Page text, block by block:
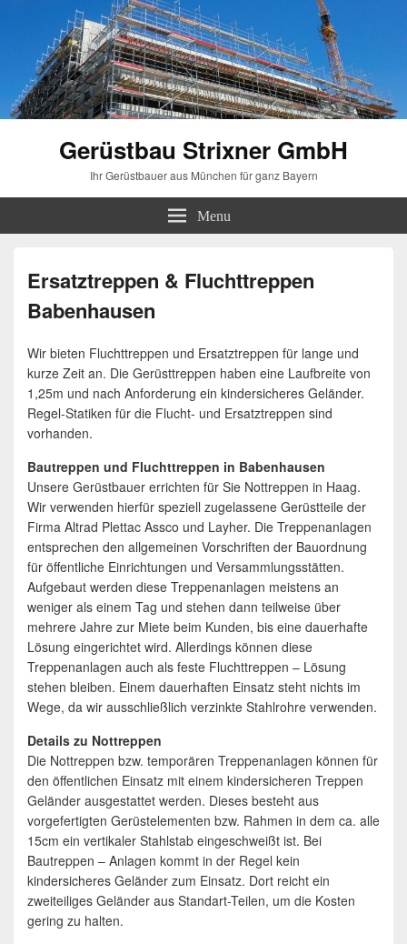
Gerüstbau Strixner GmbH
Ihr Gerüstbauer aus München für ganz Bayern
Menu
Ersatztreppen & Fluchttreppen
Babenhausen
Wir bieten Fluchttreppen und Ersatztreppen für lange und
kurze Zeit an. Die Gerüsttreppen haben eine Laufbreite von
1,25m und nach Anforderung ein kindersicheres Geländer.
Regel-Statiken für die Flucht- und Ersatztreppen sind
vorhanden.
Bautreppen und Fluchttreppen in Babenhausen
Unsere Gerüstbauer errichten für Sie Nottreppen in Haag.
Wir verwenden hierfür speziell zugelassene Gerüstteile der
Firma Altrad Plettac Assco und Layher. Die Treppenanlagen
entsprechen den allgemeinen Vorschriften der Bauordnung
für öffentliche Einrichtungen und Versammlungsstätten.
Aufgebaut werden diese Treppenanlagen meistens an
weniger als einem Tag und stehen dann teilweise über
mehrere Jahre zur Miete beim Kunden, bis eine dauerhafte
Lösung eingerichtet wird. Allerdings können diese
Treppenanlagen auch als feste Fluchttreppen – Lösung
stehen bleiben. Einem dauerhaften Einsatz steht nichts im
Wege, da wir ausschließlich verzinkte Stahlrohre verwenden.
Details zu Nottreppen
Die Nottreppen bzw. temporären Treppenanlagen können für
den öffentlichen Einsatz mit einem kindersicheren Treppen
Geländer ausgestattet werden. Dieses besteht aus
vorgefertigten Gerüstelementen bzw. Rahmen in dem ca. alle
15cm ein vertikaler Stahlstab eingeschweißt ist. Bei
Bautreppen – Anlagen kommt in der Regel kein
kindersicheres Geländer zum Einsatz. Dort reicht ein
zweiteiliges Geländer aus Standart-Teilen, um die Kosten
gering zu halten.